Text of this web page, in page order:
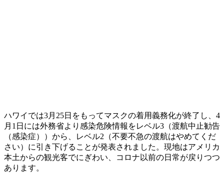
ハワイでは3月25日をもってマスクの着用義務化が終了し、4
月1日には外務省より感染危険情報をレベル3（渡航中止勧告
（感染症））から、レベル2（不要不急の渡航はやめてくだ
さい）に引き下げることが発表されました。現地はアメリカ
本土からの観光客でにぎわい、コロナ以前の日常が戻りつつ
あります。